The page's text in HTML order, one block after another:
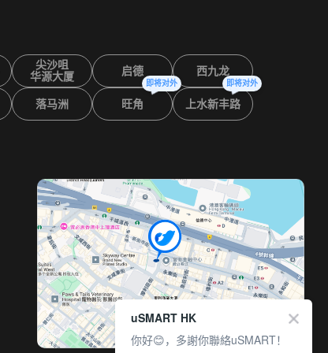
尖沙咀
华源大厦
启德 西九龙
落马洲 旺角
即将对外
上水新丰路
即将对外
uSMART HK
你好😊，多謝你聯絡uSMART！